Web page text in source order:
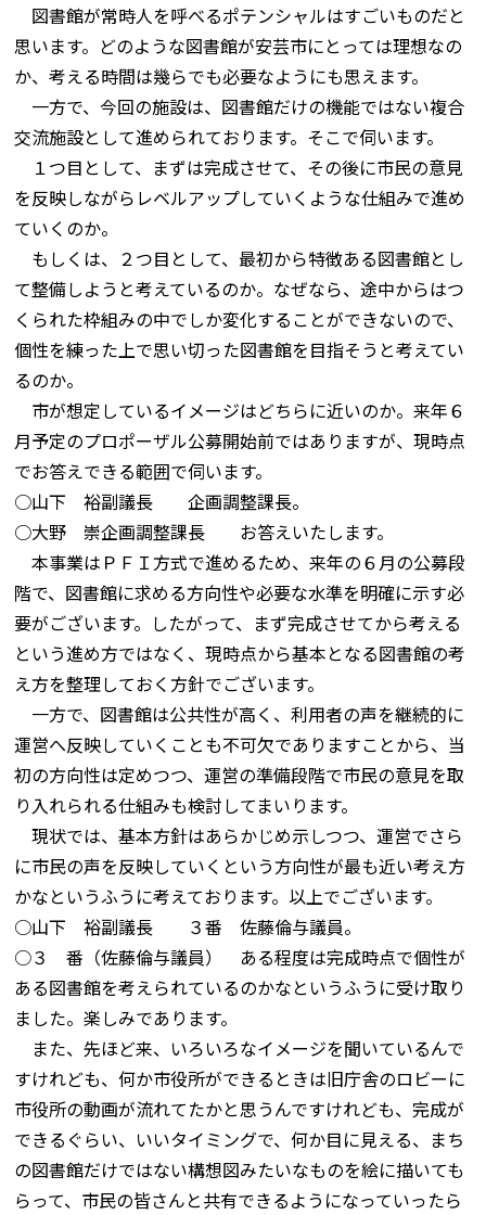
図書館が常時人を呼べるポテンシャルはすごいものだと
思います。どのような図書館が安芸市にとっては理想なの
か、考える時間は幾らでも必要なようにも思えます。
一方で、今回の施設は、図書館だけの機能ではない複合
交流施設として進められております。そこで伺います。
１つ目として、まずは完成させて、その後に市民の意見
を反映しながらレベルアップしていくような仕組みで進め
ていくのか。
もしくは、２つ目として、最初から特徴ある図書館とし
て整備しようと考えているのか。なぜなら、途中からはつ
くられた枠組みの中でしか変化することができないので、
個性を練った上で思い切った図書館を目指そうと考えてい
るのか。
市が想定しているイメージはどちらに近いのか。来年６
月予定のプロポーザル公募開始前ではありますが、現時点
でお答えできる範囲で伺います。
○山下 裕副議長 企画調整課長。
○大野 崇企画調整課長 お答えいたします。
本事業はＰＦＩ方式で進めるため、来年の６月の公募段
階で、図書館に求める方向性や必要な水準を明確に示す必
要がございます。したがって、まず完成させてから考える
という進め方ではなく、現時点から基本となる図書館の考
え方を整理しておく方針でございます。
一方で、図書館は公共性が高く、利用者の声を継続的に
運営へ反映していくことも不可欠でありますことから、当
初の方向性は定めつつ、運営の準備段階で市民の意見を取
り入れられる仕組みも検討してまいります。
現状では、基本方針はあらかじめ示しつつ、運営でさら
に市民の声を反映していくという方向性が最も近い考え方
かなというふうに考えております。以上でございます。
○山下 裕副議長 ３番 佐藤倫与議員。
○３ 番（佐藤倫与議員） ある程度は完成時点で個性が
ある図書館を考えられているのかなというふうに受け取り
ました。楽しみであります。
また、先ほど来、いろいろなイメージを聞いているんで
すけれども、何か市役所ができるときは旧庁舎のロビーに
市役所の動画が流れてたかと思うんですけれども、完成が
できるぐらい、いいタイミングで、何か目に見える、まち
の図書館だけではない構想図みたいなものを絵に描いても
らって、市民の皆さんと共有できるようになっていったら